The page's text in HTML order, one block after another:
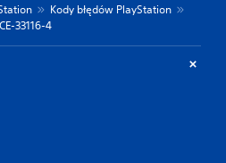
Kody błędów PlayStation
CE-33116-4